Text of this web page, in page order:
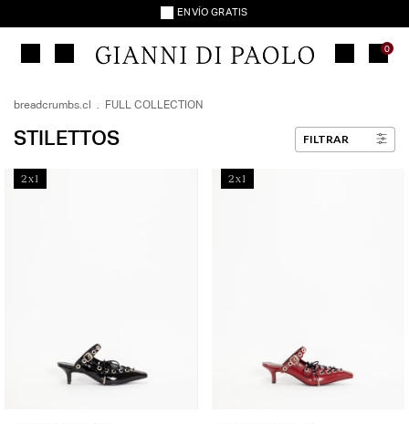
ENVÍO GRATIS
30% OFF TRANSFERENCIA
9 CUOTAS SIN INTERÉS
ENVÍO GRATIS
9 CUOTAS SIN INTERÉS
ENVÍO GRATIS
0
breadcrumbs.cl . FULL COLLECTION
STILETTOS FILTRAR
2x1 2x1